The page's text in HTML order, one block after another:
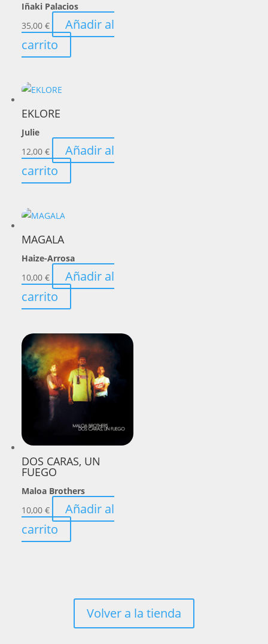
Iñaki Palacios
35,00€
Añadir al
carrito
EKLORE
Julie
12,00€
Añadir al
carrito
MAGALA
Haize-Arrosa
10,00€
Añadir al
carrito
DOS CARAS, UN
FUEGO
Maloa Brothers
10,00€
Añadir al
carrito
Volver a la tienda